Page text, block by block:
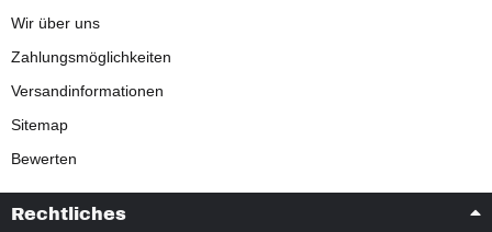
Wir über uns
Zahlungsmöglichkeiten
Versandinformationen
Sitemap
Bewerten
Rechtliches